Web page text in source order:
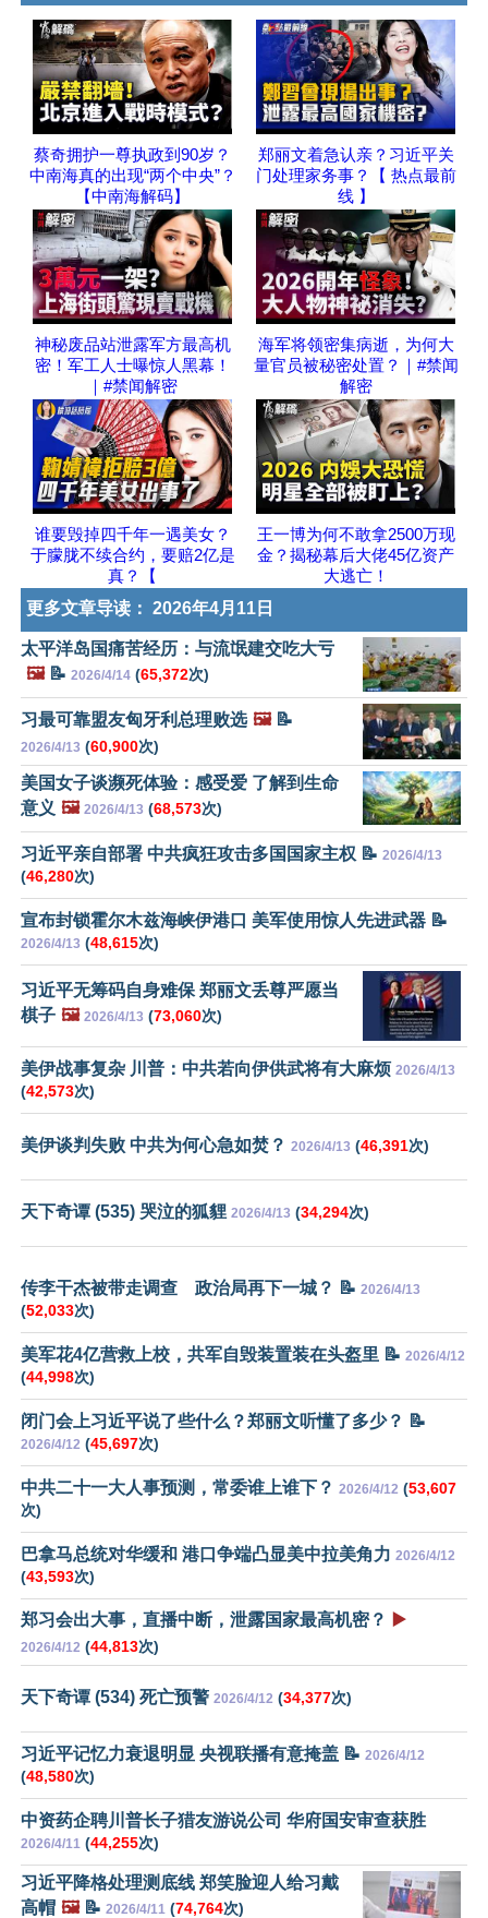
蔡奇拥护一尊执政到90岁？
中南海真的出现“两个中央”？
【中南海解码】
郑丽文着急认亲？习近平关
门处理家务事？【 热点最前
线 】
神秘废品站泄露军方最高机
密！军工人士曝惊人黑幕！
｜#禁闻解密
海军将领密集病逝，为何大
量官员被秘密处置？｜#禁闻
解密
谁要毁掉四千年一遇美女？
于朦胧不续合约，要赔2亿是
真？【
王一博为何不敢拿2500万现
金？揭秘幕后大佬45亿资产
大逃亡！
更多文章导读： 2026年4月11日
太平洋岛国痛苦经历：与流氓建交吃大亏
🖼️📝 2026/4/14 (65,372次)
习最可靠盟友匈牙利总理败选 🖼️📝
2026/4/13 (60,900次)
美国女子谈濒死体验：感受爱 了解到生命
意义 🖼️ 2026/4/13 (68,573次)
习近平亲自部署 中共疯狂攻击多国国家主权 📝 2026/4/13
(46,280次)
宣布封锁霍尔木兹海峡伊港口 美军使用惊人先进武器 📝
2026/4/13 (48,615次)
习近平无筹码自身难保 郑丽文丢尊严愿当
棋子 🖼️ 2026/4/13 (73,060次)
美伊战事复杂 川普：中共若向伊供武将有大麻烦 2026/4/13
(42,573次)
美伊谈判失败 中共为何心急如焚？ 2026/4/13 (46,391次)
天下奇谭 (535) 哭泣的狐貍 2026/4/13 (34,294次)
传李干杰被带走调查 政治局再下一城？ 📝 2026/4/13
(52,033次)
美军花4亿营救上校，共军自毁装置装在头盔里 📝 2026/4/12
(44,998次)
闭门会上习近平说了些什么？郑丽文听懂了多少？ 📝
2026/4/12 (45,697次)
中共二十一大人事预测，常委谁上谁下？ 2026/4/12 (53,607
次)
巴拿马总统对华缓和 港口争端凸显美中拉美角力 2026/4/12
(43,593次)
郑习会出大事，直播中断，泄露国家最高机密？ ▶️
2026/4/12 (44,813次)
天下奇谭 (534) 死亡预警 2026/4/12 (34,377次)
习近平记忆力衰退明显 央视联播有意掩盖 📝 2026/4/12
(48,580次)
中资药企聘川普长子猎友游说公司 华府国安审查获胜
2026/4/11 (44,255次)
习近平降格处理测底线 郑笑脸迎人给习戴
高帽 🖼️📝 2026/4/11 (74,764次)